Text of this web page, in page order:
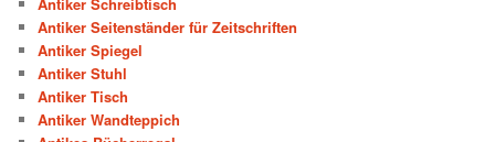
Antiker Seitenständer für Zeitschriften
Antiker Spiegel
Antiker Stuhl
Antiker Tisch
Antiker Wandteppich